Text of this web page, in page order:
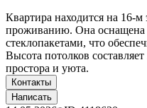
Квартира находится на 16-
проживанию. Она
стеклопакетами, что
Высота потолков
простора и уюта.
Контакты
Написать